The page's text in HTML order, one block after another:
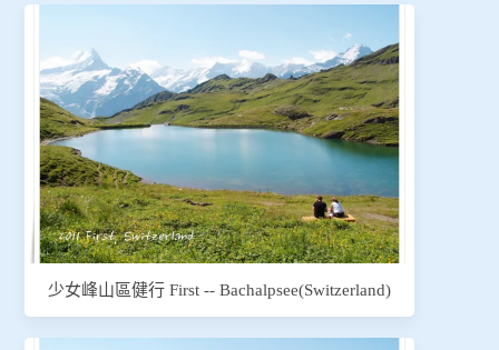
少女峰山區健行 First -- Bachalpsee(Switzerland)